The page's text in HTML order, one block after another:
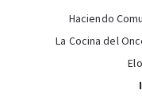
Haciendo
La Cocina del